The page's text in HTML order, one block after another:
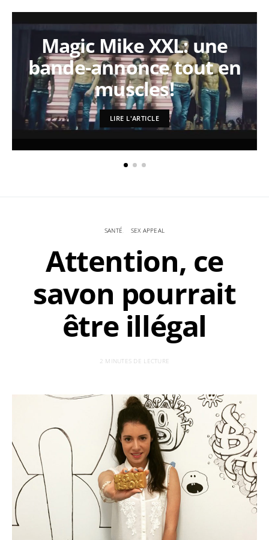
Magic Mike XXL: une
bande-annonce tout en
muscles!
LIRE L'ARTICLE
SANTÉ SEX APPEAL
Attention, ce
savon pourrait
être illégal
2 MINUTES DE LECTURE